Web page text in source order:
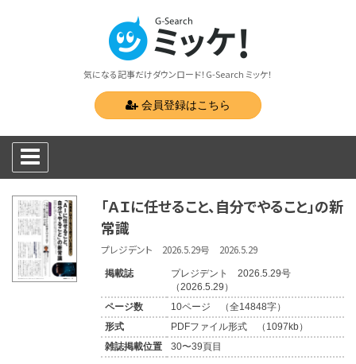
気になる記事だけダウンロード！G-Search ミッケ！
会員登録はこちら
「ＡＩに任せること、自分でやること」の新
常識
プレジデント 2026.5.29号 2026.5.29
掲載誌
プレジデント 2026.5.29号
（2026.5.29）
ページ数
10ページ （全14848字）
形式
PDFファイル形式 （1097kb）
雑誌掲載位置
30〜39頁目